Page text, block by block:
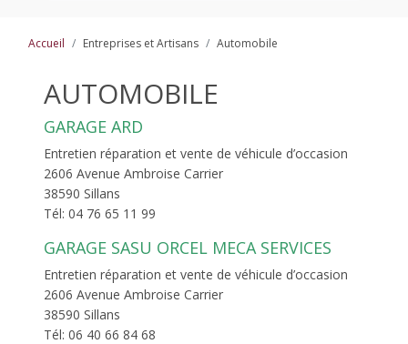
Accueil Entreprises et Artisans Automobile
AUTOMOBILE
GARAGE ARD
Entretien réparation et vente de véhicule d’occasion
2606 Avenue Ambroise Carrier
38590 Sillans
Tél: 04 76 65 11 99
GARAGE SASU ORCEL MECA SERVICES
Entretien réparation et vente de véhicule d’occasion
2606 Avenue Ambroise Carrier
38590 Sillans
Tél: 06 40 66 84 68